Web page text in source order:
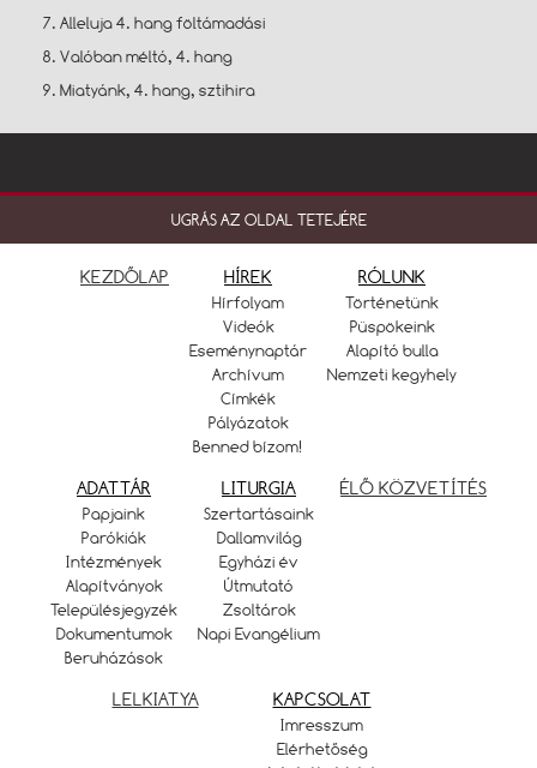
7. Alleluja 4. hang föltámadási
8. Valóban méltó, 4. hang
9. Miatyánk, 4. hang, sztihira
UGRÁS AZ OLDAL TETEJÉRE
KEZDŐLAP HÍREK
Hírfolyam
Videók
Eseménynaptár
Archívum
Címkék
Pályázatok
Benned bízom!
RÓLUNK
Történetünk
Püspökeink
Alapító bulla
Nemzeti kegyhely
ADATTÁR
Papjaink
Parókiák
Intézmények
Alapítványok
Településjegyzék
Dokumentumok
Beruházások
LITURGIA
Szertartásaink
Dallamvilág
Egyházi év
Útmutató
Zsoltárok
Napi Evangélium
ÉLŐ KÖZVETÍTÉS
LELKIATYA KAPCSOLAT
Imresszum
Elérhetőség